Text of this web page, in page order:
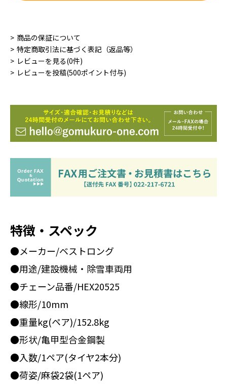
商品の保証について
特定商取引法に基づく表記（返品等）
レビューを見る(0件)
レビューを投稿(500ポイント付与)
特徴・スペック
●メーカー/ベストロング
●用途/建設機械・除雪車両用
●チェーン品番/HEX20525
●線形/10mm
●重量kg(ペア)/152.8kg
●形状/亀甲型合金鋼製
●入数/1ペア(タイヤ2本分)
●荷姿/麻袋2袋(1ペア)